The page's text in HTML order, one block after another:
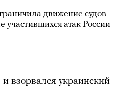
движение судов
атак России
взорвался украинский